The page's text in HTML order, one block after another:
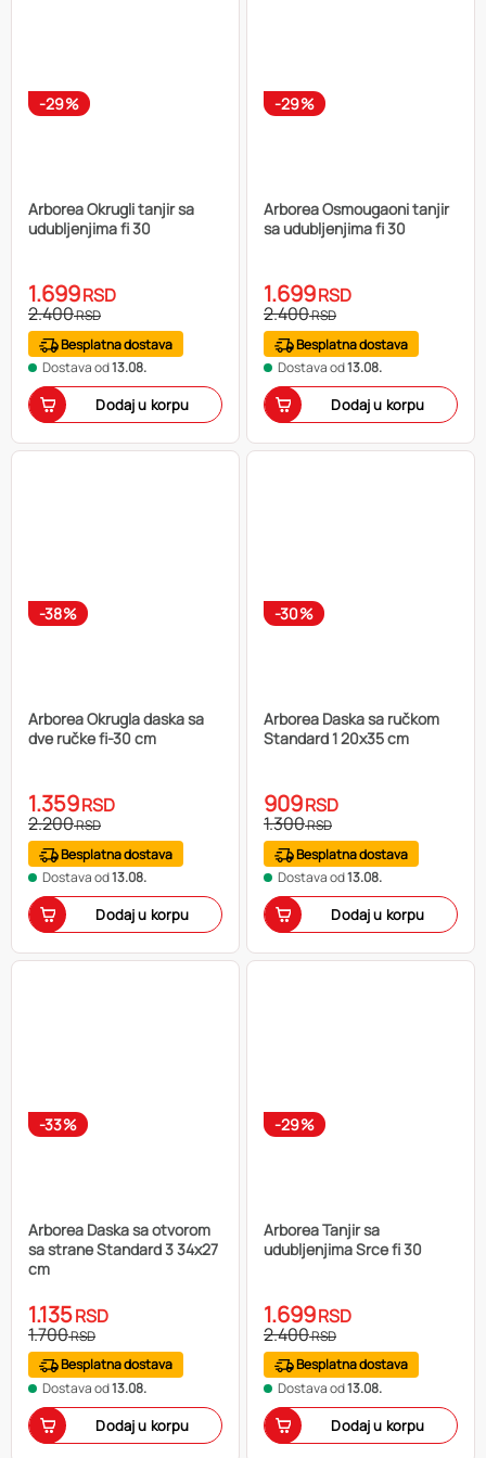
-29%
Arborea Okrugli tanjir sa
udubljenjima fi 30
1.699RSD
2.400RSD
Besplatna dostava
Dostava od13.08.
Dodaj u korpu
-29%
Arborea Osmougaoni tanjir
sa udubljenjima fi 30
1.699RSD
2.400RSD
Besplatna dostava
Dostava od13.08.
Dodaj u korpu
-38%
Arborea Okrugla daska sa
dve ručke fi-30 cm
1.359RSD
2.200RSD
Besplatna dostava
Dostava od13.08.
Dodaj u korpu
-30%
Arborea Daska sa ručkom
Standard 1 20x35 cm
909RSD
1.300RSD
Besplatna dostava
Dostava od13.08.
Dodaj u korpu
-33%
Arborea Daska sa otvorom
sa strane Standard 3 34x27
cm
1.135RSD
1.700RSD
Besplatna dostava
Dostava od13.08.
Dodaj u korpu
-29%
Arborea Tanjir sa
udubljenjima Srce fi 30
1.699RSD
2.400RSD
Besplatna dostava
Dostava od13.08.
Dodaj u korpu